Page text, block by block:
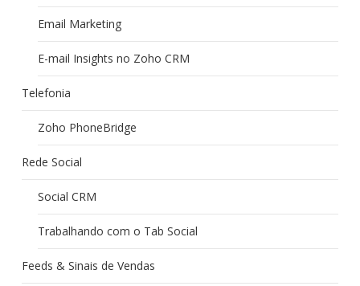
Email Marketing
E-mail Insights no Zoho CRM
Telefonia
Zoho PhoneBridge
Rede Social
Social CRM
Trabalhando com o Tab Social
Feeds & Sinais de Vendas